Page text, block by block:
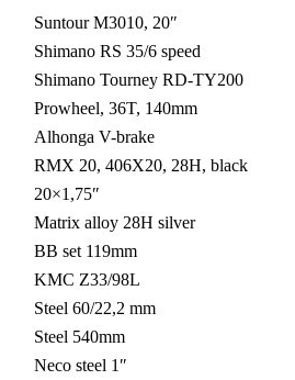
Suntour M3010, 20″
Shimano RS 35/6 speed
Shimano Tourney RD-TY200
Prowheel, 36T, 140mm
Alhonga V-brake
RMX 20, 406X20, 28H, black
20×1,75″
Matrix alloy 28H silver
BB set 119mm
KMC Z33/98L
Steel 60/22,2 mm
Steel 540mm
Neco steel 1″